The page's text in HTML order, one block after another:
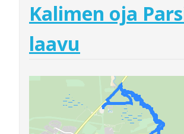
Kalimen oja
laavu